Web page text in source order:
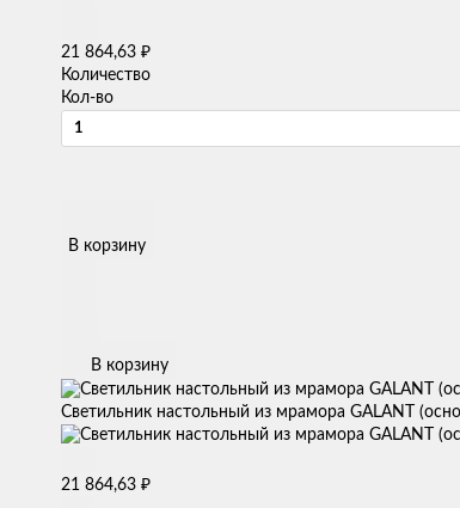
21 864,63 ₽
Количество
Кол-во
В корзину
В корзину
Светильник настольный из мрамора GALANT
21 864,63 ₽